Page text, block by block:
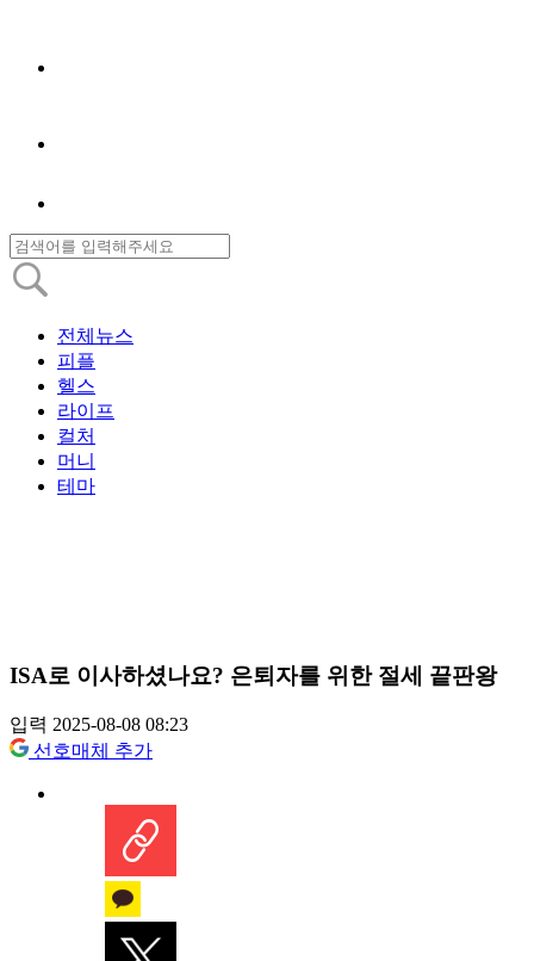
전체뉴스
피플
헬스
라이프
컬처
머니
테마
ISA로 이사하셨나요? 은퇴자를 위한 절세 끝판왕
입력 2025-08-08 08:23
선호매체 추가